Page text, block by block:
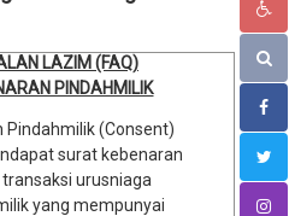
LAZIM (FAQ)
PINDAHMILIK
Pindahmilik (Consent)
surat kebenaran
urusniaga
yang mempunyai